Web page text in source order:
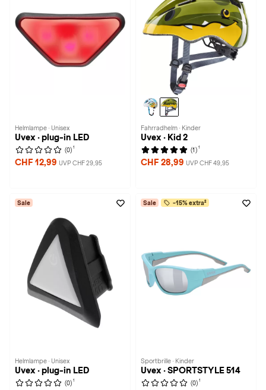
Helmlampe · Unisex
Uvex · plug-in LED
(0) 1
CHF 12,99 UVP CHF 29,95
Fahrradhelm · Kinder
Uvex · Kid 2
(1) 1
CHF 28,99 UVP CHF 49,95
Sale
Helmlampe · Unisex
Uvex · plug-in LED
(0) 1
Sale -15% extra²
Sportbrille · Kinder
Uvex · SPORTSTYLE 514
(0) 1